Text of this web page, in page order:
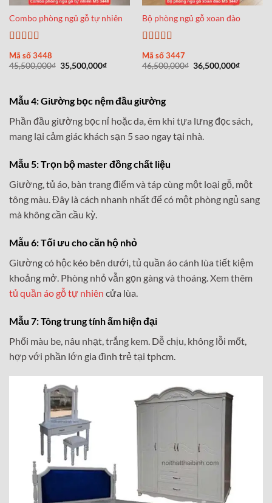
Combo phòng ngủ gỗ tự nhiên
Được xếp
hạng55 sao
Mã số 3448
45,500,000₫ Giá
gốc
35,500,000₫Giá
35,500,000₫.
Bộ phòng ngủ gỗ xoan đào
Được xếp
hạng55 sao
Mã số 3447
46,500,000₫ Giá
gốc
36,500,000₫Giá
Mẫu 4: Giường bọc nệm đầu giường
Phần đầu giường bọc nỉ hoặc da, êm khi tựa lưng đọc sách,
mang lại cảm giác khách sạn 5 sao ngay tại nhà.
Mẫu 5: Trọn bộ master đồng chất liệu
Giường, tủ áo, bàn trang điểm và táp cùng một loại gỗ, một
tông màu. Đây là cách nhanh nhất để có một phòng ngủ sang
mà không cần cầu kỳ.
Mẫu 6: Tối ưu cho căn hộ nhỏ
Giường có hộc kéo bên dưới, tủ quần áo cánh lùa tiết kiệm
khoảng mở. Phòng nhỏ vẫn gọn gàng và thoáng. Xem thêm
tủ quần áo gỗ tự nhiên cửa lùa.
Mẫu 7: Tông trung tính ấm hiện đại
Phối màu be, nâu nhạt, trắng kem. Dễ chịu, không lỗi mốt,
hợp với phần lớn gia đình trẻ tại tphcm.